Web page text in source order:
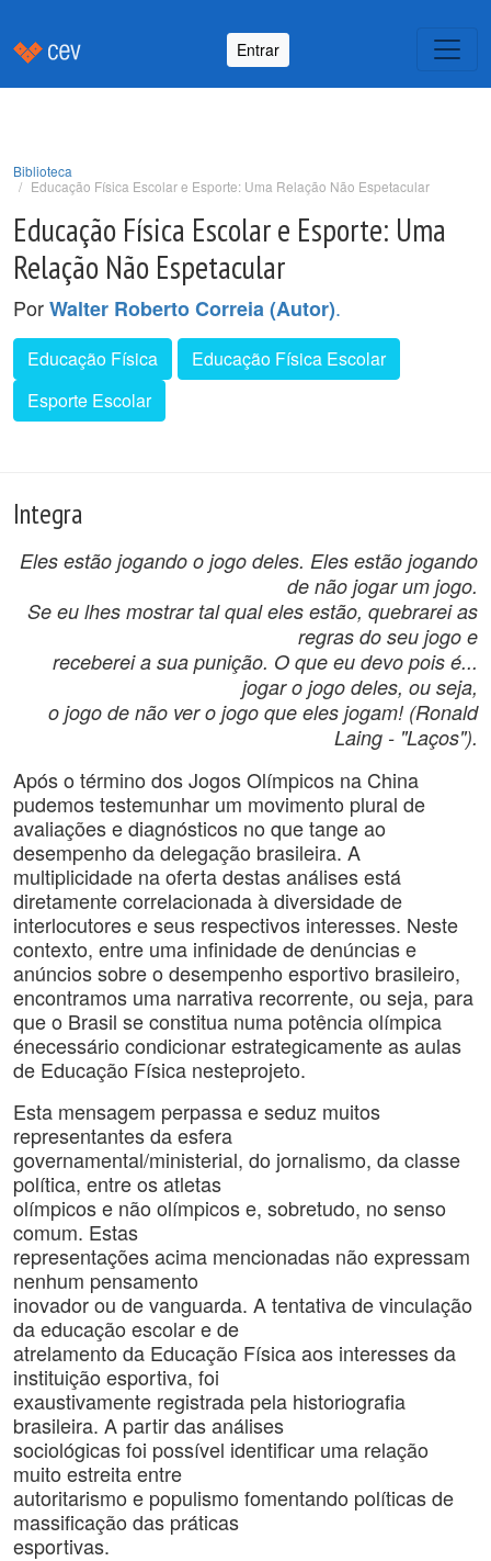
Entrar
Biblioteca
Educação Física Escolar e Esporte: Uma Relação Não Espetacular
Educação Física Escolar e Esporte: Uma
Relação Não Espetacular
PorWalter Roberto Correia (Autor).
Educação Física
Educação Física Escolar
Esporte Escolar
Integra
Eles estão jogando o jogo deles. Eles estão jogando
de não jogar um jogo.
Se eu lhes mostrar tal qual eles estão, quebrarei as
regras do seu jogo e
receberei a sua punição. O que eu devo pois é...
jogar o jogo deles, ou seja,
o jogo de não ver o jogo que eles jogam! (Ronald
Laing - "Laços").
Após o término dos Jogos Olímpicos na China
pudemos testemunhar um movimento plural de
avaliações e diagnósticos no que tange ao
desempenho da delegação brasileira. A
multiplicidade na oferta destas análises está
diretamente correlacionada à diversidade de
interlocutores e seus respectivos interesses. Neste
contexto, entre uma infinidade de denúncias e
anúncios sobre o desempenho esportivo brasileiro,
encontramos uma narrativa recorrente, ou seja, para
que o Brasil se constitua numa potência olímpica
énecessário condicionar estrategicamente as aulas
de Educação Física nesteprojeto.
Esta mensagem perpassa e seduz muitos
representantes da esfera
governamental/ministerial, do jornalismo, da classe
política, entre os atletas
olímpicos e não olímpicos e, sobretudo, no senso
comum. Estas
representações acima mencionadas não expressam
nenhum pensamento
inovador ou de vanguarda. A tentativa de vinculação
da educação escolar e de
atrelamento da Educação Física aos interesses da
instituição esportiva, foi
exaustivamente registrada pela historiografia
brasileira. A partir das análises
sociológicas foi possível identificar uma relação
muito estreita entre
autoritarismo e populismo fomentando políticas de
massificação das práticas
esportivas.